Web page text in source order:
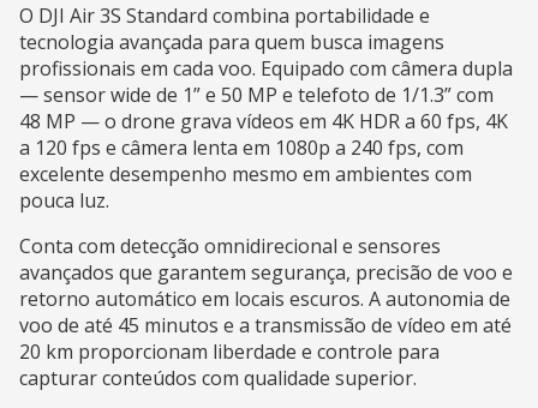
O DJI Air 3S Standard combina portabilidade e
tecnologia avançada para quem busca imagens
profissionais em cada voo. Equipado com câmera dupla
— sensor wide de 1” e 50 MP e telefoto de 1/1.3” com
48 MP — o drone grava vídeos em 4K HDR a 60 fps, 4K
a 120 fps e câmera lenta em 1080p a 240 fps, com
excelente desempenho mesmo em ambientes com
pouca luz.
Conta com detecção omnidirecional e sensores
avançados que garantem segurança, precisão de voo e
retorno automático em locais escuros. A autonomia de
voo de até 45 minutos e a transmissão de vídeo em até
20 km proporcionam liberdade e controle para
capturar conteúdos com qualidade superior.